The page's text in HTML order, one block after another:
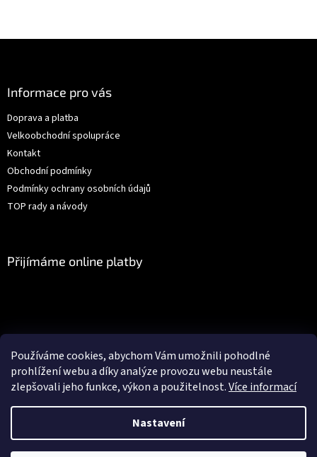
Používáme cookies, abychom Vám umožnili pohodlné
prohlížení webu a díky analýze provozu webu neustále
zlepšovali jeho funkce, výkon a použitelnost.Více informací
Nastavení
Objednávky vytvořené po 19.12.2025 budou odeslány nejdříve
Informace pro vás
Doprava a platba
Velkoobchodní spolupráce
Kontakt
Obchodní podmínky
Podmínky ochrany osobních údajů
TOP rady a návody
Přijímáme online platby
Facebook